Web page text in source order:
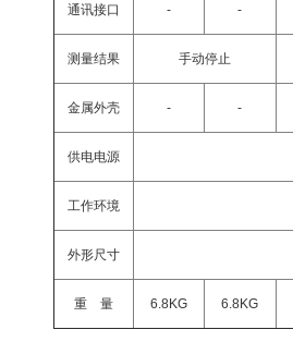
通讯接口 - -
测量结果 手动停止
金属外壳 - -
供电电源
工作环境
外形尺寸
重 量 6.8KG 6.8KG